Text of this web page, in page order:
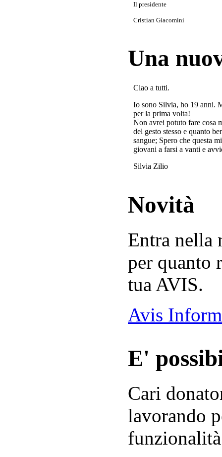
Il presidente
Cristian Giacomini
Una
Ciao a tutti.
Io sono Silvia, ho 19 anni.
per la prima volta!
Non avrei potuto fare cosa
del gesto stesso e quanto
sangue; Spero che questa
giovani a farsi a vanti e
Silvia Zilio
Novità
Entra nella
per quanto
tua AVIS.
Avis
E'
Cari
lavorando